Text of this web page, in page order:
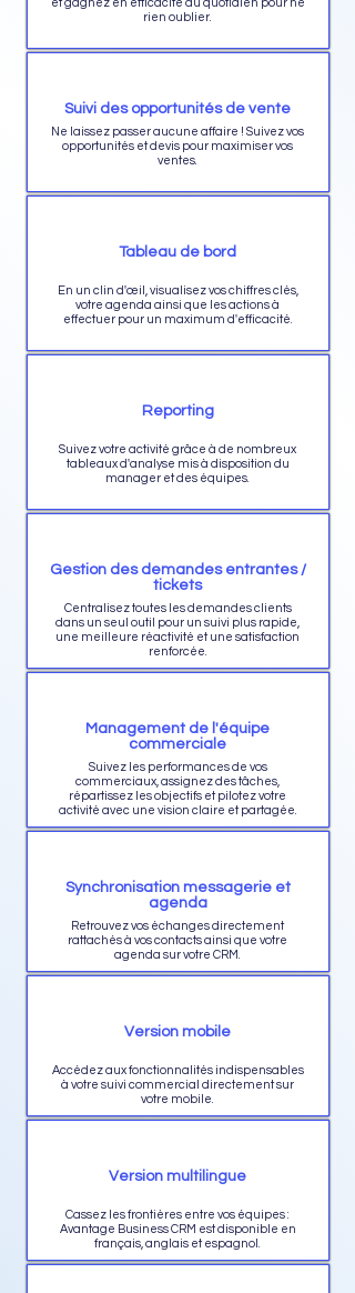
et gagnez en efficacité au quotidien pour ne
rien oublier.
Suivi des opportunités de vente
Ne laissez passer aucune affaire ! Suivez vos
opportunités et devis pour maximiser vos
ventes.
Tableau de bord
En un clin d'œil, visualisez vos chiffres clés,
votre agenda ainsi que les actions à
effectuer pour un maximum d'efficacité.
Reporting
Suivez votre activité grâce à de nombreux
tableaux d'analyse mis à disposition du
manager et des équipes.
Gestion des demandes entrantes /
tickets
Centralisez toutes les demandes clients
dans un seul outil pour un suivi plus rapide,
une meilleure réactivité et une satisfaction
renforcée.
Management de l'équipe
commerciale
Suivez les performances de vos
commerciaux, assignez des tâches,
répartissez les objectifs et pilotez votre
activité avec une vision claire et partagée.
Synchronisation messagerie et
agenda
Retrouvez vos échanges directement
rattachés à vos contacts ainsi que votre
agenda sur votre CRM.
Version mobile
Accédez aux fonctionnalités indispensables
à votre suivi commercial directement sur
votre mobile.
Version multilingue
Cassez les frontières entre vos équipes :
Avantage Business CRM est disponible en
français, anglais et espagnol.